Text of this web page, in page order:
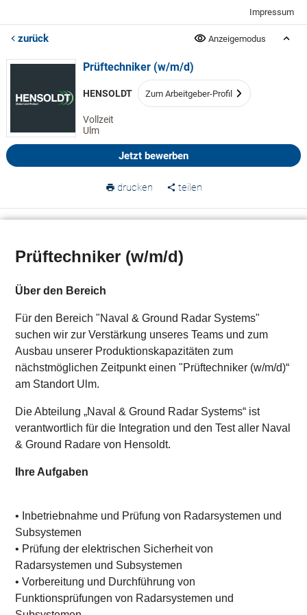
Impressum
zurück Anzeigemodus
Prüftechniker (w/m/d)
HENSOLDT Zum Arbeitgeber-Profil
Vollzeit
Ulm
Jetzt bewerben
drucken teilen
Karte anzeigen